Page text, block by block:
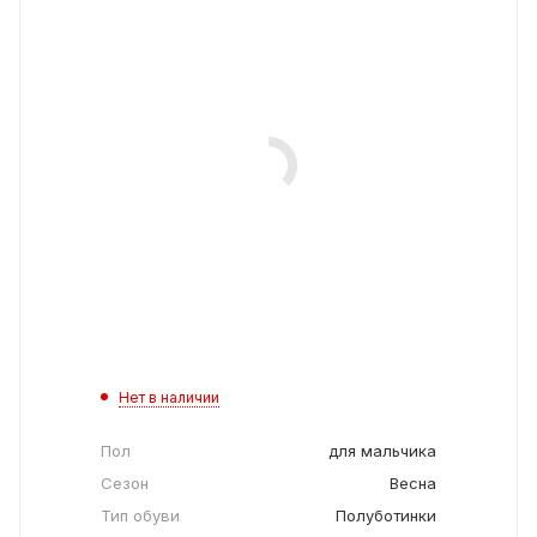
Нет в наличии
Пол
для мальчика
Сезон
Весна
Тип обуви
Полуботинки